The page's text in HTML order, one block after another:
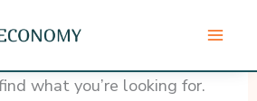
what you’re looking for.